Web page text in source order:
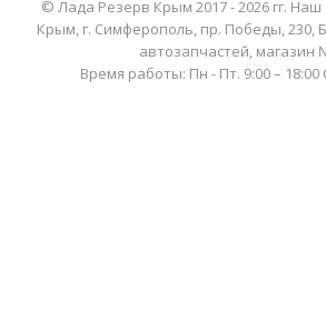
© Лада Резерв Крым 2017 - 2026 гг.
Крым, г. Симферополь, пр. Победы, 230,
автозапчастей, магазин
Время работы: Пн - Пт. 9:00 – 18:00